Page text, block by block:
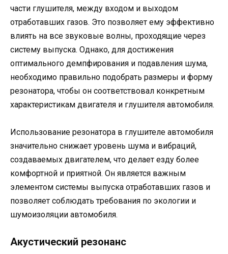
части глушителя, между входом и выходом
отработавших газов. Это позволяет ему эффективно
влиять на все звуковые волны, проходящие через
систему выпуска. Однако, для достижения
оптимального демпфирования и подавления шума,
необходимо правильно подобрать размеры и форму
резонатора, чтобы он соответствовал конкретным
характеристикам двигателя и глушителя автомобиля.
Использование резонатора в глушителе автомобиля
значительно снижает уровень шума и вибраций,
создаваемых двигателем, что делает езду более
комфортной и приятной. Он является важным
элементом системы выпуска отработавших газов и
позволяет соблюдать требования по экологии и
шумоизоляции автомобиля.
Акустический резонанс